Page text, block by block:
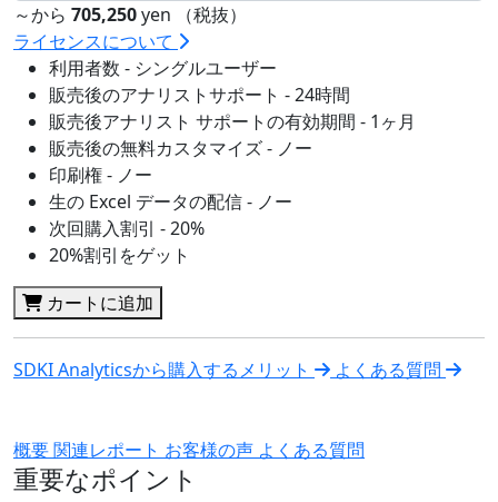
～から 705,250yen （税抜）
ライセンスについて
利用者数 - シングルユーザー
販売後のアナリストサポート - 24時間
販売後アナリスト サポートの有効期間 - 1ヶ月
販売後の無料カスタマイズ - ノー
印刷権 - ノー
生の Excel データの配信 - ノー
次回購入割引 - 20%
20%割引をゲット
カートに追加
SDKI Analyticsから購入するメリット よくある質問
概要関連レポート お客様の声 よくある質問
重要なポイント